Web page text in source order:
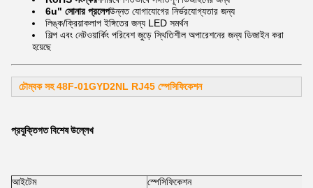
6u" সোনার প্রলেপউন্নত যোগাযোগের নির্ভরযোগ্যতার জন্য
লিঙ্ক/ক্রিয়াকলাপ ইঙ্গিতের জন্য LED সমর্থন
শিল্প এবং নেটওয়ার্কিং পরিবেশ জুড়ে স্থিতিশীল অপারেশনের জন্য ডিজাইন করা
হয়েছে
চৌম্বক সহ 48F-01GYD2NL RJ45 স্পেসিফিকেশন
প্রযুক্তিগত বিশেষ উল্লেখ
আইটেম
স্পেসিফিকেশন